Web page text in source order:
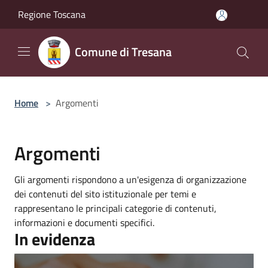
Regione Toscana
Comune di Tresana
Home > Argomenti
Argomenti
Gli argomenti rispondono a un'esigenza di organizzazione
dei contenuti del sito istituzionale per temi e
rappresentano le principali categorie di contenuti,
informazioni e documenti specifici.
In evidenza